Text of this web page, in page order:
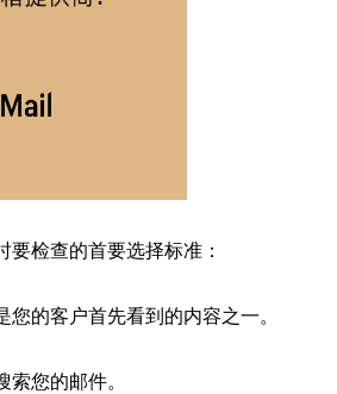
要检查的首要选择标准：
的客户首先看到的内容之一。
您的邮件。